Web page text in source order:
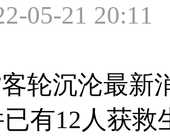
05-21 20:11
客轮沉沦最
有12人获